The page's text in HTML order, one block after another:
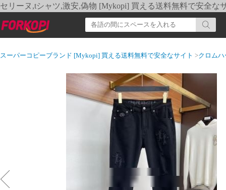
セリーヌ,tシャツ,激安,偽物 [Mykopi] 買える送料無料で安全な
スーパーコピーブランド [Mykopi] 買える送料無料で安全なサイト >クロム